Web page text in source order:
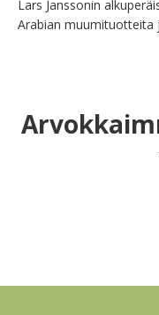
Lars Janssonin
Arabian muumituotteita